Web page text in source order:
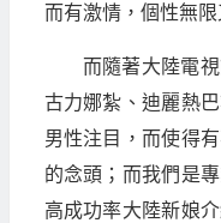
而有激情，個性無限
而隨著大陸電
古力娜紮、迪麗熱
男性注目，而使得
的念頭；而我們是
高成功率大陸新娘